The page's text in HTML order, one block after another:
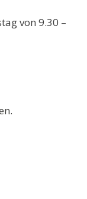
von 9.30 –